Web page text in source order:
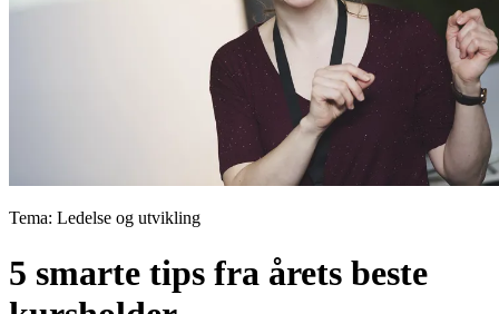
Tema: Ledelse og utvikling
5 smarte tips fra årets beste